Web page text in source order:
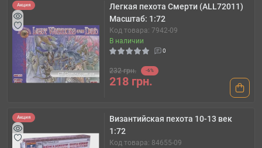
Акция
Легкая пехота Смерти (ALL72011)
Масштаб: 1:72
Код товара: 7942-09
В наличии
0
232 грн. -6%
218 грн.
Акция
Византийская пехота 10-13 век
1:72
Код товара: 84655-09